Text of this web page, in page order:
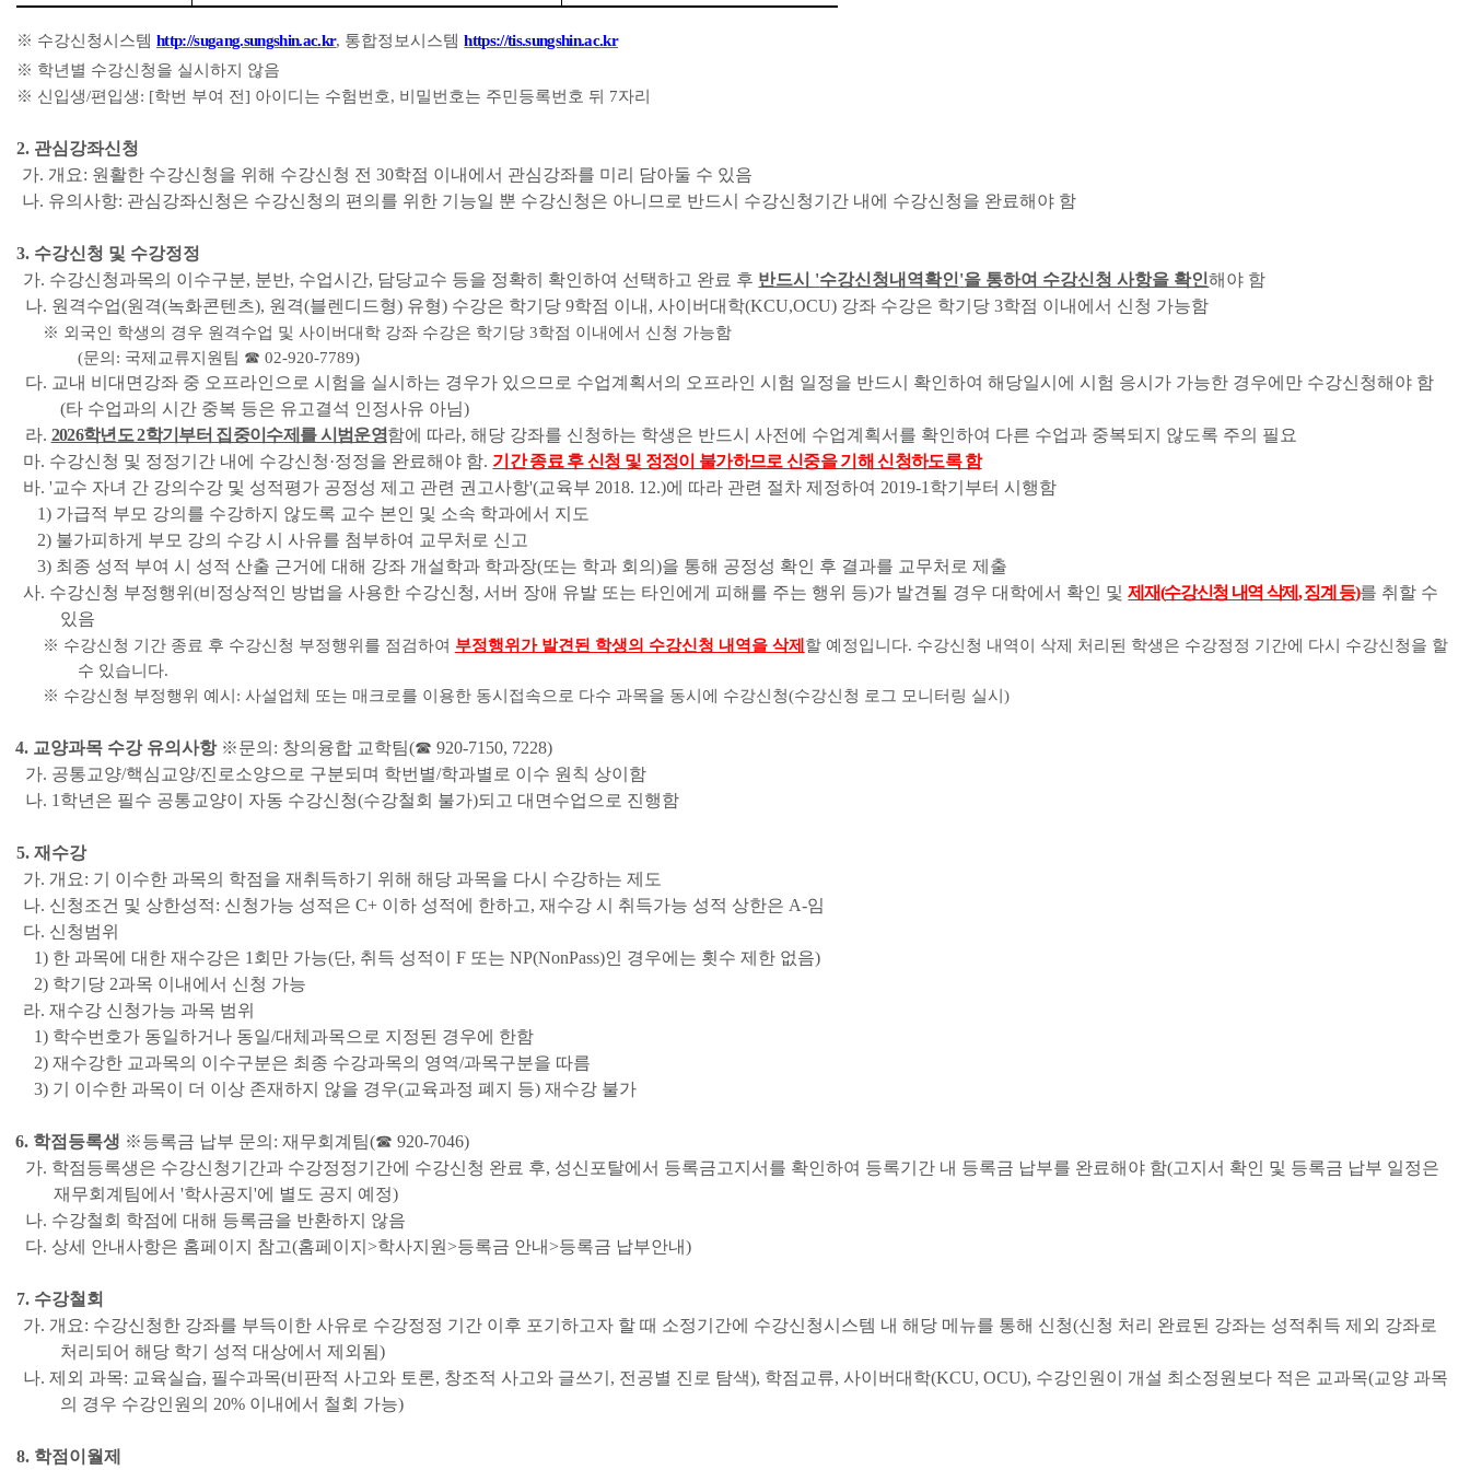
※ 수강신청시스템 http://sugang.sungshin.ac.kr, 통합정보시스템https://tis.sungshin.ac.kr
※ 학년별 수강신청을 실시하지 않음
※ 신입생/편입생: [학번 부여 전] 아이디는 수험번호, 비밀번호는 주민등록번호 뒤 7자리
2. 관심강좌신청
가. 개요: 원활한 수강신청을 위해 수강신청 전30학점 이내에서 관심강좌를 미리 담아둘 수 있음
나. 유의사항: 관심강좌신청은 수강신청의 편의를 위한 기능일 뿐 수강신청은 아니므로 반드시 수강신청기간 내에 수강신청을 완료해야 함
3. 수강신청 및 수강정정
가. 수강신청과목의 이수구분, 분반, 수업시간, 담당교수 등을 정확히 확인하여 선택하고 완료 후 반드시 '수강신청내역확인'을 통하여 수강신청 사항을 확인해야 함
나. 원격수업(원격(녹화콘텐츠), 원격(블렌디드형) 유형) 수강은 학기당 9학점 이내 , 사이버대학(KCU,OCU) 강좌 수강은 학기당 3학점 이내에서 신청 가능함
※ 외국인 학생의 경우 원격수업 및 사이버대학 강좌 수강은 학기당 3학점 이내에서 신청 가능함
(문의 : 국제교류지원팀 ☎ 02-920-7789)
다. 교내 비대면강좌 중 오프라인으로 시험을 실시하는 경우가 있으므로 수업계획서의 오프라인 시험 일정을 반드시 확인하여 해당일시에 시험 응시가 가능한 경우에만 수강신청해야 함
(타 수업과의 시간 중복 등은 유고결석 인정사유 아님)
라. 2026학년도 2학기부터 집중이수제를 시범운영함에 따라, 해당 강좌를 신청하는 학생은 반드시 사전에 수업계획서를 확인하여 다른 수업과 중복되지 않도록 주의 필요
마. 수강신청 및 정정기간 내에 수강신청 ·정정을 완료해야 함. 기간 종료 후 신청 및 정정이 불가하므로 신중을 기해 신청하도록 함
바. '교수 자녀 간 강의수강 및 성적평가 공정성 제고 관련 권고사항'(교육부 2018. 12.)에 따라 관련 절차 제정하여 2019-1 학기부터 시행함
1) 가급적 부모 강의를 수강하지 않도록 교수 본인 및 소속 학과에서 지도
2) 불가피하게 부모 강의 수강 시 사유를 첨부하여 교무처로 신고
3) 최종 성적 부여 시 성적 산출 근거에 대해 강좌 개설학과 학과장(또는 학과 회의 )을 통해 공정성 확인 후 결과를 교무처로 제출
사. 수강신청 부정행위(비정상적인 방법을 사용한 수강신청, 서버 장애 유발 또는 타인에게 피해를 주는 행위 등)가 발견될 경우 대학에서 확인 및제재(수강신청 내역 삭제,징계 등)를 취할 수
있음
※ 수강신 청 기간 종료 후 수강신청 부정행위를 점검하여 부정행위가 발견된 학생의 수강신청 내역을 삭제 할 예정입니다. 수강신청 내역이 삭제 처리된 학생은 수강정정 기간에 다시 수강신청을 할
수 있습니다.
※ 수강신청 부정행위 예시 : 사설업체 또는 매크로를 이용한 동시접속으로 다수 과목을 동시에 수강신청(수강신청 로그 모니터링 실시 )
4. 교양과목 수강 유의사항 ※문의 : 창의융합 교학팀(☎920-7150, 7228)
가. 공통교양/핵심교양/진로소양으로 구분되며 학번별/학과별로 이수 원칙 상이함
나. 1 학년은 필수 공통교양이 자동 수강신청(수강철회 불가)되고 대면수업으로 진행함
5. 재수강
가. 개요: 기 이수한 과목의 학점을 재취득하기 위해 해당 과목을 다시 수강하는 제도
나. 신청조건 및 상한성적: 신청가능 성적은C+ 이하 성적에 한하고,재수강 시 취득가능 성적 상한은 A-임
다. 신청범위
1) 한 과목에 대한 재수강은 1 회만 가능(단, 취득 성적이 F 또는 NP(NonPass)인 경우에는 횟수 제한 없음)
2) 학기당 2과목 이내에서 신청 가능
라.재수강 신청가능 과목 범위
1) 학수번호가 동일하거나 동일/대체과목으로 지정된 경우에 한함
2) 재수강한 교과목의 이수구분은 최종 수강과목의 영역/과목구분을 따름
3) 기 이수한 과목이 더 이상 존재하지 않을 경우(교육과정 폐지 등) 재수강 불가
6. 학점등록생 ※등록금 납부 문의 :재무회계팀(☎920-7046)
가. 학점등록생은 수강신청기간과 수강정정기간에 수강신청 완료 후, 성신포탈에서 등록금고지서를 확인하여 등록기간 내 등록금 납부를 완료해야 함(고지서 확인 및 등록금 납부 일정은
재무회계팀에서 '학사공지 '에 별도 공지 예정)
나. 수강철회 학점에 대해 등록금을 반환하지 않음
다. 상세 안내사항은 홈페이지 참고(홈페이지 >학사지원>등록금 안내>등록금 납부안내)
7. 수강철회
가. 개요: 수강신청한 강좌를 부득이한 사유로 수강정정 기간 이후 포기하고자 할 때 소정기간에 수강신청시스템 내 해당 메뉴를 통해 신청(신청 처리 완료된 강좌는 성적취득 제외 강좌로
처리되어 해당 학기 성적 대상에서 제외됨)
나.제외 과목: 교육실습, 필수과목(비판적 사고와 토론, 창조적 사고와 글쓰기, 전공별 진로 탐색), 학점교류,사이버대학(KCU, OCU), 수강인원이 개설 최소정원보다 적은 교과목(교양 과목
의 경우 수강인원의 20% 이내에서 철회 가능)
8. 학점이월제